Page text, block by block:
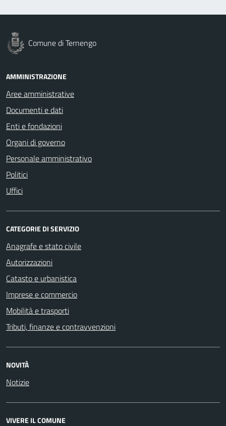
Comune di Ternengo
AMMINISTRAZIONE
Aree amministrative
Documenti e dati
Enti e fondazioni
Organi di governo
Personale amministrativo
Politici
Uffici
CATEGORIE DI SERVIZIO
Anagrafe e stato civile
Autorizzazioni
Catasto e urbanistica
Imprese e commercio
Mobilità e trasporti
Tributi, finanze e contravvenzioni
NOVITÀ
Notizie
VIVERE IL COMUNE